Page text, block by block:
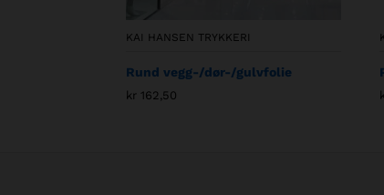
KAI HANSEN TRYKKERI
Rund vegg-/dør-/gulvfolie
kr 162,50